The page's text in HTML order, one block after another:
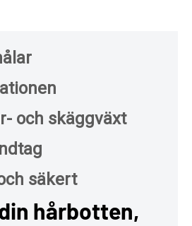
och skäggväxt
säkert
hårbotten,